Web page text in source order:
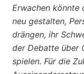
Erwachen könnte
neu gestalten,
drängen, ihr
der Debatte über
spielen. Für die